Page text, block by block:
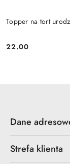
Topper na tort
Cena:
22.00
Dane
Strefa klienta